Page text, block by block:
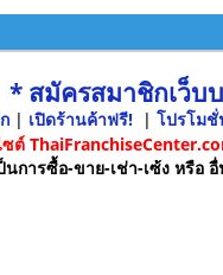
* สมัครสมาชิกเว็บ
| เปิดร้านค้าฟรี! | โปรโม
ซต์
นการซื้อ-ขาย-เช่า-เซ้ง หรื